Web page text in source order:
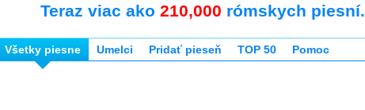
Teraz viac ako 210,000 rómskych piesní.
Všetky piesne Umelci Pridať pieseň TOP 50 Pomoc